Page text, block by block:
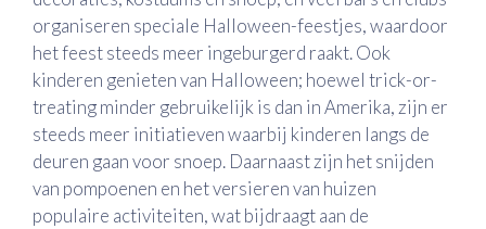
organiseren speciale Halloween-feestjes, waardoor
het feest steeds meer ingeburgerd raakt. Ook
kinderen genieten van Halloween; hoewel trick-or-
treating minder gebruikelijk is dan in Amerika, zijn er
steeds meer initiatieven waarbij kinderen langs de
deuren gaan voor snoep. Daarnaast zijn het snijden
van pompoenen en het versieren van huizen
populaire activiteiten, wat bijdraagt aan de